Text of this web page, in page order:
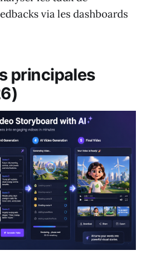
via les dashboards
principales